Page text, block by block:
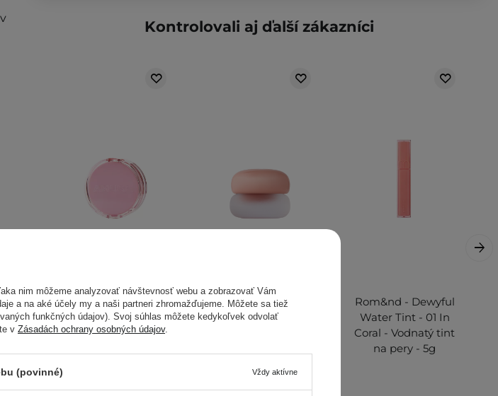
Kontrolovali aj ďalší zákazníci
Amuse - Dew
Power Vegan
Cushion - 01 Pure -
Fwee - Lip&Cheek
Blurry Pudding Pot
Rom&nd - Dewyful
Water Tint - 01 In
Coral - Vodnatý tint
na pery - 5g
nim môžeme analyzovať návštevnosť webu a zobrazovať Vám
a na aké účely my a naši partneri zhromažďujeme. Môžete sa tiež
funkčných údajov). Svoj súhlas môžete kedykoľvek odvolať
v Zásadách ochrany osobných údajov.
(povinné) Vždy aktívne